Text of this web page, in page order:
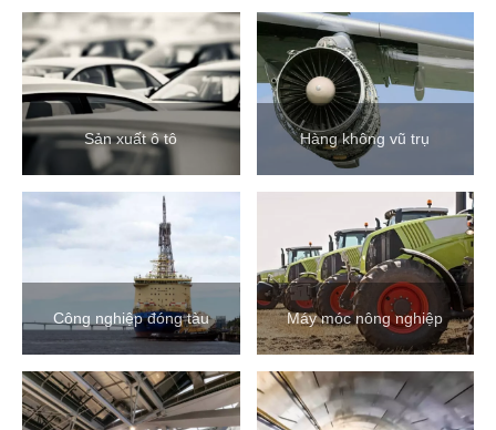
Sản xuất ô tô Hàng không vũ trụ
Công nghiệp đóng tàu Máy móc nông nghiệp